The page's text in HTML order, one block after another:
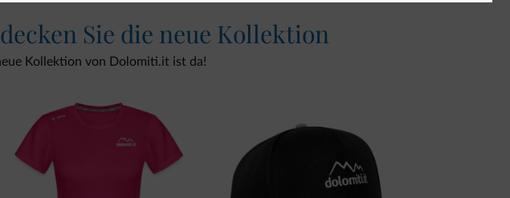
Sie die neue Kollektion
Kollektion von Dolomiti.it ist da!